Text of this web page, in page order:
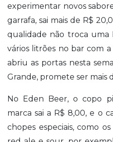
experimentar novos
garrafa, sai mais de R$
qualidade não troca
vários litrões no bar com
abriu as portas nesta
Grande, promete ser mais
No Eden Beer, o copo
marca sai a R$ 8,00, e o
chopes especiais, como